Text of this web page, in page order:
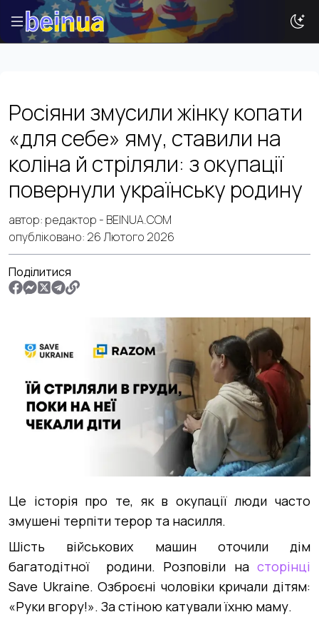
Новини
Ваша реклама
Досвід
Туризм
Росіяни змусили жінку копати
«для себе» яму, ставили на
коліна й стріляли: з окупації
повернули українську родину
автор: редактор - BEINUA.COM
опубліковано: 26 Лютого 2026
Поділитися
Це історія про те, як в окупації люди часто
змушені терпіти терор та насилля.
Шість військових машин оточили дім
багатодітної родини. Розповіли на сторінці
Save Ukraine. Озброєні чоловіки кричали дітям:
«Руки вгору!». За стіною катували їхню маму.